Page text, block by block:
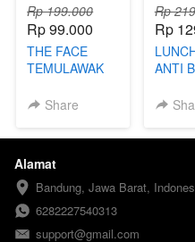
Rp 199.000
Rp 99.000
THE FACE
TEMULAWAK
Share
Rp
Rp
ANTI
Alamat
Bandung, Jawa Barat,
6282227540313
support@gmail.com